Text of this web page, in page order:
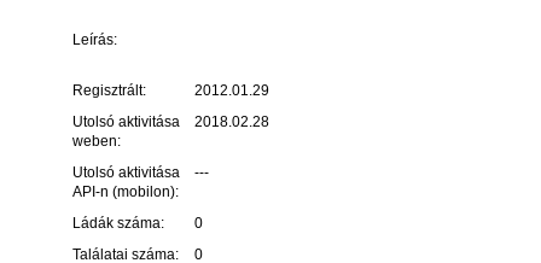
Leírás:
Regisztrált:
2012.01.29
Utolsó aktivitása
weben:
2018.02.28
Utolsó aktivitása
API-n (mobilon):
---
Ládák száma:
0
Találatai száma:
0